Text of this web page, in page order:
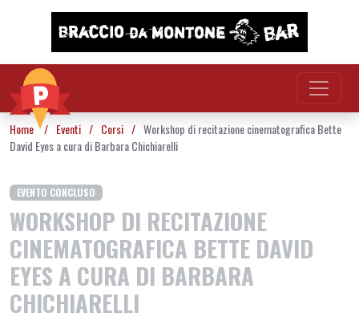
Vai al contenuto
Home / Eventi / Corsi / Workshop di recitazione cinematografica Bette
David Eyes a cura di Barbara Chichiarelli
EVENTO CONCLUSO
WORKSHOP DI RECITAZIONE
CINEMATOGRAFICA BETTE DAVID
EYES A CURA DI BARBARA
CHICHIARELLI